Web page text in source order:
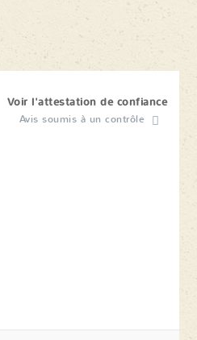
Voir l'attestation de confiance
Avis soumis à un contrôle